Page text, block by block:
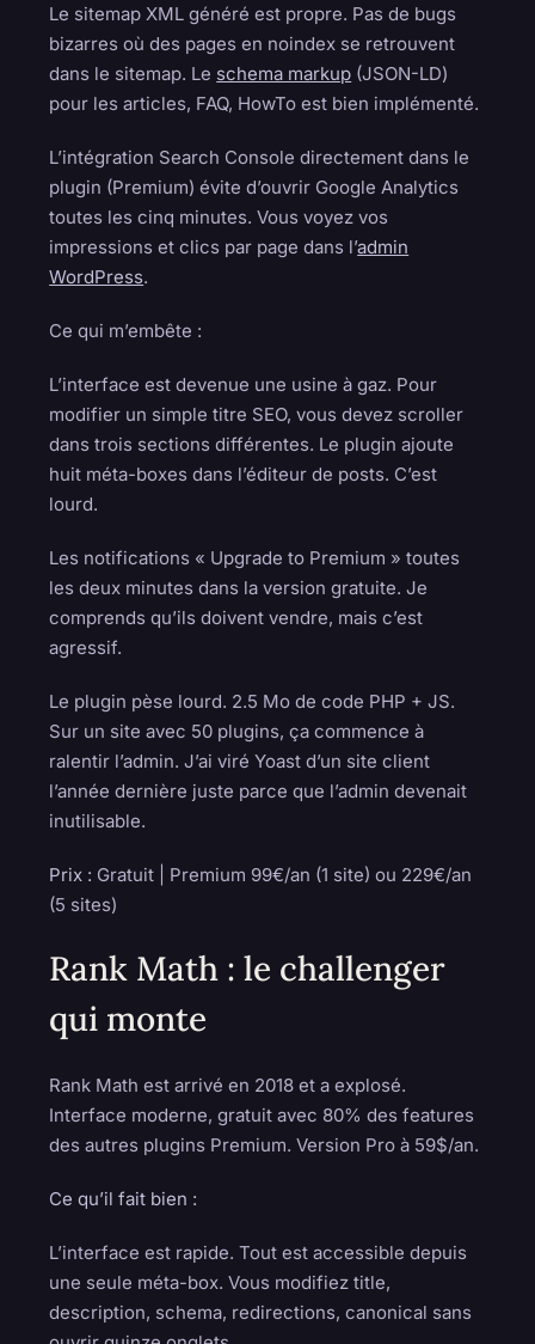
Le sitemap XML généré est propre. Pas de bugs
bizarres où des pages en noindex se retrouvent
dans le sitemap. Le schema markup (JSON-LD)
pour les articles, FAQ, HowTo est bien implémenté.
L’intégration Search Console directement dans le
plugin (Premium) évite d’ouvrir Google Analytics
toutes les cinq minutes. Vous voyez vos
impressions et clics par page dans l’admin
WordPress.
Ce qui m’embête :
L’interface est devenue une usine à gaz. Pour
modifier un simple titre SEO, vous devez scroller
dans trois sections différentes. Le plugin ajoute
huit méta-boxes dans l’éditeur de posts. C’est
lourd.
Les notifications « Upgrade to Premium » toutes
les deux minutes dans la version gratuite. Je
comprends qu’ils doivent vendre, mais c’est
agressif.
Le plugin pèse lourd. 2.5 Mo de code PHP + JS.
Sur un site avec 50 plugins, ça commence à
ralentir l’admin. J’ai viré Yoast d’un site client
l’année dernière juste parce que l’admin devenait
inutilisable.
Prix : Gratuit | Premium 99€/an (1 site) ou 229€/an
(5 sites)
Rank Math : le challenger
qui monte
Rank Math est arrivé en 2018 et a explosé.
Interface moderne, gratuit avec 80% des features
des autres plugins Premium. Version Pro à 59$/an.
Ce qu’il fait bien :
L’interface est rapide. Tout est accessible depuis
une seule méta-box. Vous modifiez title,
description, schema, redirections, canonical sans